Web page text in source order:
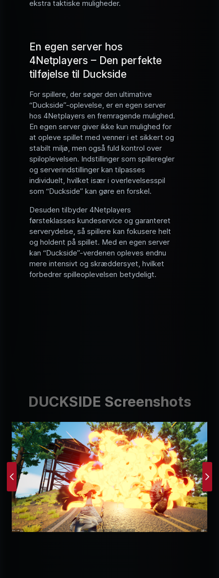
ekstra taktiske muligheder.
En egen server hos
4Netplayers – Den perfekte
tilføjelse til Duckside
For spillere, der søger den ultimative
“Duckside”-oplevelse, er en egen server
hos 4Netplayers en fremragende mulighed.
En egen server giver ikke kun mulighed for
at opleve spillet med venner i et sikkert og
stabilt miljø, men også fuld kontrol over
spiloplevelsen. Indstillinger som spilleregler
og serverindstillinger kan tilpasses
individuelt, hvilket især i overlevelsesspil
som “Duckside” kan gøre en forskel.
Desuden tilbyder 4Netplayers
førsteklasses kundeservice og garanteret
serverydelse, så spillere kan fokusere helt
og holdent på spillet. Med en egen server
kan “Duckside”-verdenen opleves endnu
mere intensivt og skræddersyet, hvilket
forbedrer spilleoplevelsen betydeligt.
DUCKSIDE Screenshots
Previous